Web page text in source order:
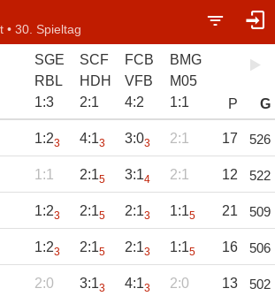
• 30. Spieltag
SGE
RBL
1:3
SCF
HDH
2:1
FCB
VFB
4:2
BMG
M05
1:1 P G
1:23 4:13 3:03 2:1 17 526
1:1 2:15 3:14 2:1 12 522
1:23 2:15 2:13 1:15 21 509
1:23 2:15 2:13 1:15 16 506
2:0 3:13 4:13 2:0 13 502